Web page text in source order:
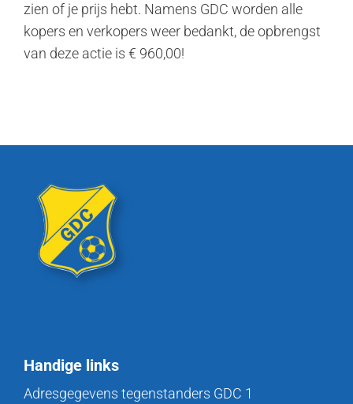
zien of je prijs hebt. Namens GDC worden alle
kopers en verkopers weer bedankt, de opbrengst
van deze actie is € 960,00!
Handige links
Adresgegevens tegenstanders GDC 1